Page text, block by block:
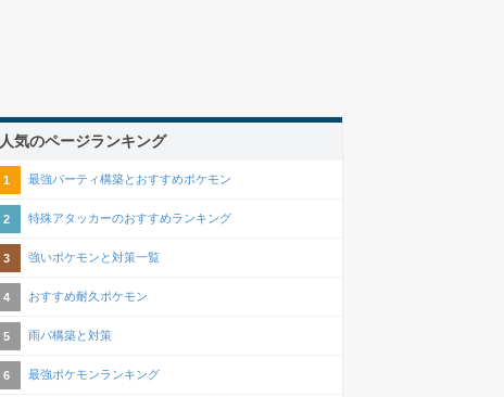
人気のページランキング
最強パーティ構築とおすすめポケモン
特殊アタッカーのおすすめランキング
強いポケモンと対策一覧
おすすめ耐久ポケモン
雨パ構築と対策
最強ポケモンランキング